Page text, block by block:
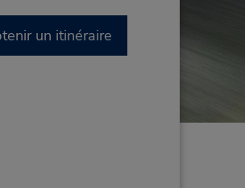
un itinéraire